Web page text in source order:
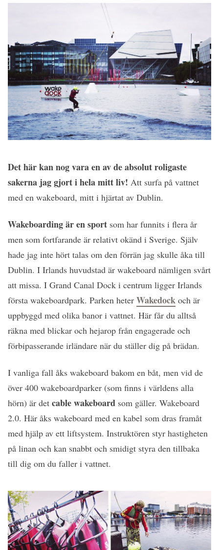
Det här kan nog vara en av de absolut roligaste
sakerna jag gjort i hela mitt liv! Att surfa på vattnet
med en wakeboard, mitt i hjärtat av Dublin.
Wakeboarding är en sport som har funnits i flera år
men som fortfarande är relativt okänd i Sverige. Själv
hade jag inte hört talas om den förrän jag skulle åka till
Dublin. I Irlands huvudstad är wakeboard nämligen svårt
att missa. I Grand Canal Dock i centrum ligger Irlands
första wakeboardpark. Parken heter Wakedock och är
uppbyggd med olika banor i vattnet. Här får du alltså
räkna med blickar och hejarop från engagerade och
förbipasserande irländare när du ställer dig på brädan.
I vanliga fall åks wakeboard bakom en båt, men vid de
över 400 wakeboardparker (som finns i världens alla
hörn) är det cable wakeboard som gäller. Wakeboard
2.0. Här åks wakeboard med en kabel som dras framåt
med hjälp av ett liftsystem. Instruktören styr hastigheten
på linan och kan snabbt och smidigt styra den tillbaka
till dig om du faller i vattnet.